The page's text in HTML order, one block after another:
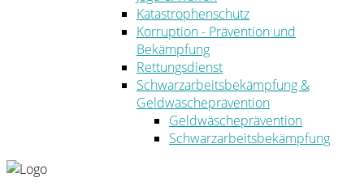
Katastrophenschutz
Korruption - Prävention und
Bekämpfung
Rettungsdienst
Schwarzarbeitsbekämpfung &
Geldwäscheprävention
Geldwäscheprävention
Schwarzarbeitsbekämpfung